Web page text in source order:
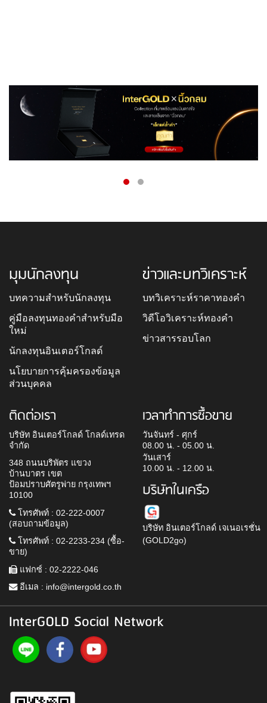
มุมนักลงทุน
บทความสำหรับนักลงทุน
คู่มือลงทุนทองคำสำหรับมือ
ใหม่
นักลงทุนอินเตอร์โกลด์
นโยบายการคุ้มครองข้อมูล
ส่วนบุคคล
ข่าวและบทวิเคราะห์
บทวิเคราะห์ราคาทองคำ
วิดีโอวิเคราะห์ทองคำ
ข่าวสารรอบโลก
ติดต่อเรา
บริษัท อินเตอร์โกลด์ โกลด์เทรด
จำกัด
348 ถนนบริพัตร แขวง
บ้านบาตร เขต
ป้อมปราบศัตรูพ่าย กรุงเทพฯ
10100
โทรศัพท์ : 02-222-0007
(สอบถามข้อมูล)
โทรศัพท์ : 02-2233-234 (ซื้อ-
ขาย)
แฟกซ์ : 02-2222-046
อีเมล : info@intergold.co.th
เวลาทำการซื้อขาย
วันจันทร์ - ศุกร์
08.00 น. - 05.00 น.
วันเสาร์
10.00 น. - 12.00 น.
บริษัทในเครือ
บริษัท อินเตอร์โกลด์ เจเนอเรชั่น
(GOLD2go)
InterGOLD Social Network